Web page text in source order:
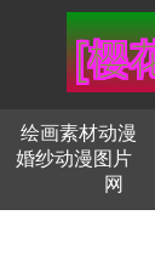
绘画素材动漫
婚纱动漫图片
网